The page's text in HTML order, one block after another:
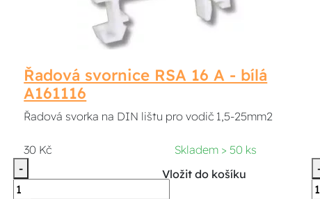
Řadová svornice RSA 16 A - bílá
A161116
Řadová svorka na DIN lištu pro vodič 1,5-25mm2
30 Kč
Skladem > 50 ks
-
Vložit do košíku